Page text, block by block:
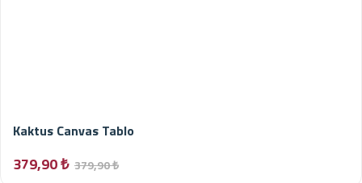
Kaktus Canvas Tablo
379,90 ₺ 379,90 ₺